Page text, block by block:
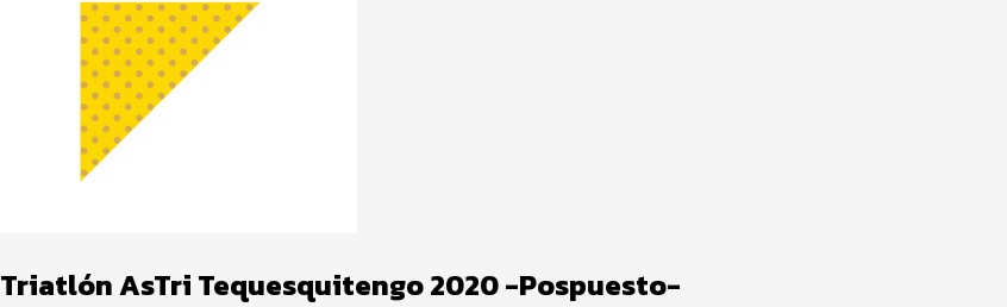
Triatlón AsTri Tequesquitengo 2020 -Pospuesto-